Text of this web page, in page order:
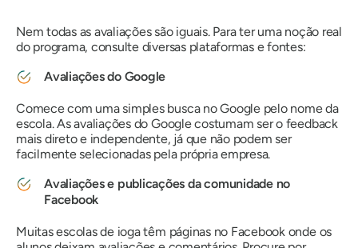
Nem todas as avaliações são iguais. Para ter uma noção real
do programa, consulte diversas plataformas e fontes:
Avaliações do Google
Comece com uma simples busca no Google pelo nome da
escola. As avaliações do Google costumam ser o feedback
mais direto e independente, já que não podem ser
facilmente selecionadas pela própria empresa.
Avaliações e publicações da comunidade no
Facebook
Muitas escolas de ioga têm páginas no Facebook onde os